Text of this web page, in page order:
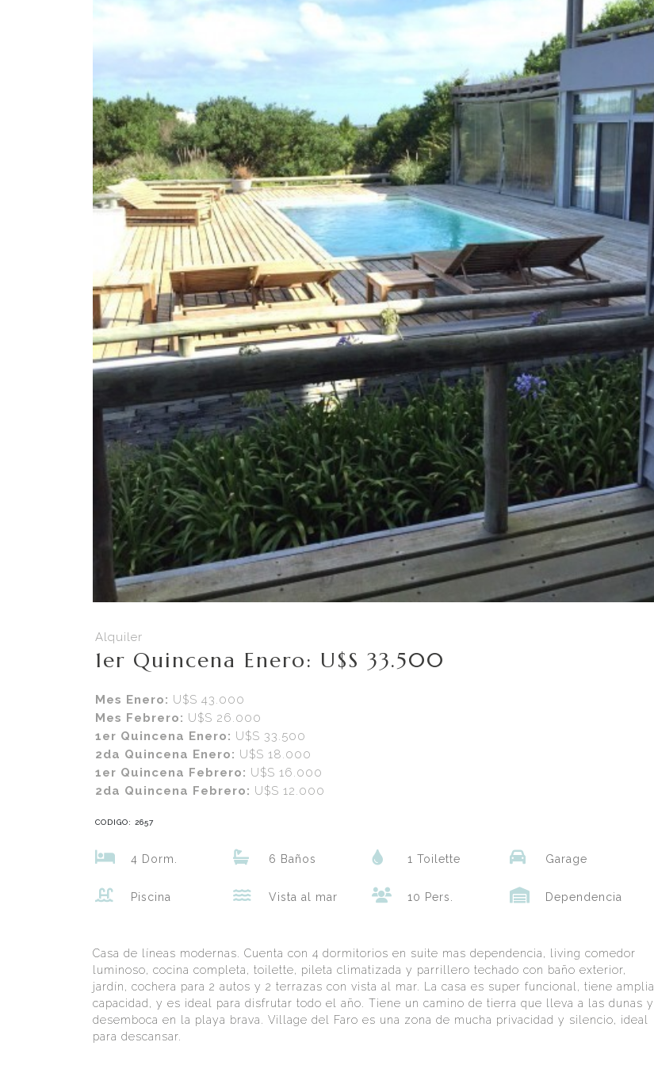
Alquiler
1er Quincena Enero: U$S 33.500
Mes Enero: U$S 43.000
Mes Febrero: U$S 26.000
1er Quincena Enero: U$S 33.500
2da Quincena Enero: U$S 18.000
1er Quincena Febrero: U$S 16.000
2da Quincena Febrero: U$S 12.000
CODIGO: 2657
4 Dorm. 6 Baños 1 Toilette Garage
Piscina Vista al mar 10 Pers. Dependencia
Casa de líneas modernas. Cuenta con 4 dormitorios en suite mas dependencia, living comedor
luminoso, cocina completa, toilette, pileta climatizada y parrillero techado con baño exterior,
jardín, cochera para 2 autos y 2 terrazas con vista al mar. La casa es super funcional, tiene amplia
capacidad, y es ideal para disfrutar todo el año. Tiene un camino de tierra que lleva a las dunas y
desemboca en la playa brava. Village del Faro es una zona de mucha privacidad y silencio, ideal
para descansar.